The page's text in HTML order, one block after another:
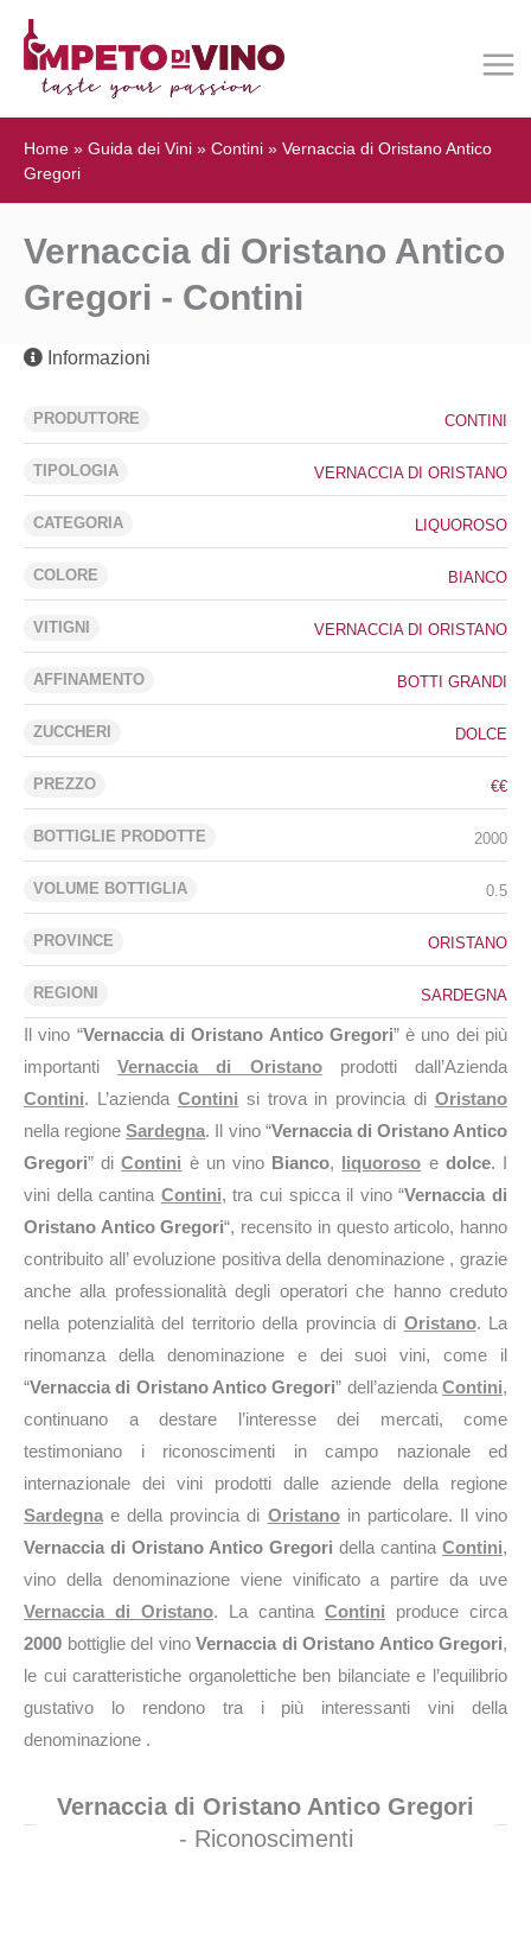
Home » Guida dei Vini » Contini » Vernaccia di Oristano Antico
Gregori
Vernaccia di Oristano Antico
Gregori - Contini
Informazioni
PRODUTTORE CONTINI
TIPOLOGIA VERNACCIA DI ORISTANO
CATEGORIA LIQUOROSO
COLORE BIANCO
VITIGNI VERNACCIA DI ORISTANO
AFFINAMENTO BOTTI GRANDI
ZUCCHERI DOLCE
PREZZO €€
BOTTIGLIE PRODOTTE 2000
VOLUME BOTTIGLIA 0.5
PROVINCE ORISTANO
REGIONI SARDEGNA
Il vino “Vernaccia di Oristano Antico Gregori” è uno dei più
importantiVernaccia di Oristanoprodotti dall’Azienda
Contini. L’azienda Contini si trova in provincia di Oristano
nella regioneSardegna. Il vino “Vernaccia di Oristano Antico
Gregori” diContini è un vino Bianco, liquoroso e dolce. I
vini della cantina Contini, tra cui spicca il vino “Vernaccia di
Oristano Antico Gregori“, recensito in questo articolo, hanno
contribuito all’ evoluzione positiva della denominazione , grazie
anche alla professionalità degli operatori che hanno creduto
nella potenzialità del territorio della provincia di Oristano. La
rinomanza della denominazione e dei suoi vini, come il
“Vernaccia di Oristano Antico Gregori” dell’aziendaContini,
continuano a destare l’interesse dei mercati, come
testimoniano i riconoscimenti in campo nazionale ed
internazionale dei vini prodotti dalle aziende della regione
Sardegna e della provincia di Oristanoin particolare. Il vino
Vernaccia di Oristano Antico Gregori della cantina Contini,
vino della denominazione viene vinificato a partire da uve
Vernaccia di Oristano. La cantina Contini produce circa
2000 bottiglie del vino Vernaccia di Oristano Antico Gregori,
le cui caratteristiche organolettiche ben bilanciate e l’equilibrio
gustativo lo rendono tra i più interessanti vini della
denominazione .
Vernaccia di Oristano Antico Gregori
- Riconoscimenti